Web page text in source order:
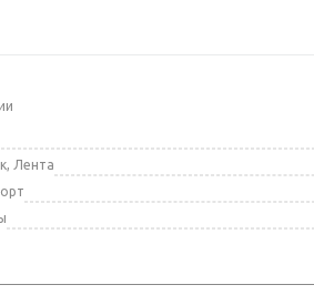
Лента